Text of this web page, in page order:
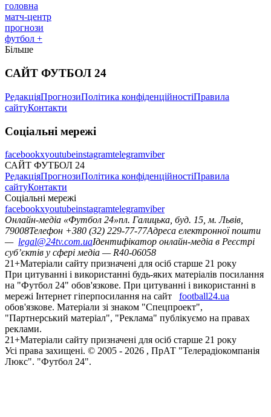
головна
матч-центр
прогнози
футбол +
Більше
САЙТ ФУТБОЛ 24
РедакціяПрогнозиПолітика конфіденційностіПравила
сайтуКонтакти
Соціальні мережі
facebookxyoutubeinstagramtelegramviber
САЙТ ФУТБОЛ 24
РедакціяПрогнозиПолітика конфіденційностіПравила
сайтуКонтакти
Соціальні мережі
facebookxyoutubeinstagramtelegramviber
Онлайн-медіа «Футбол 24»пл. Галицька, буд. 15, м. Львів,
79008Телефон +380 (32) 229-77-77Адреса електронної пошти
— legal@24tv.com.uaІдентифікатор онлайн-медіа в Реєстрі
суб’єктів у сфері медіа — R40-06058
21+Матеріали сайту призначені для осіб старше 21 року
При цитуванні і використанні будь-яких матеріалів посилання
на "Футбол 24" обов'язкове. При цитуванні і використанні в
мережі Інтернет гіперпосилання на сайт
football24.ua
обов'язкове. Матеріали зі знаком "Спецпроект",
"Партнерський матеріал", "Реклама" публікуємо на правах
реклами.
21+Матеріали сайту призначені для осіб старше 21 року
Усi права захищенi. © 2005 - 2026 , ПрАТ "Телерадіокомпанія
Люкс". "Футбол 24".